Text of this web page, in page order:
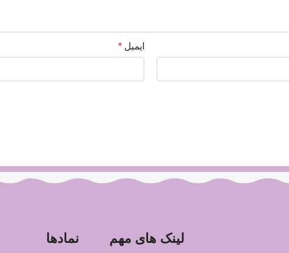
ایمیل *
لینک های مهم نمادها